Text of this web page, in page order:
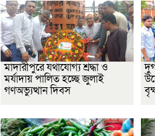
মাদারীপুরে যথাযোগ্য শ্রদ্ধা ও
মর্যাদায় পালিত হচ্ছে জুলাই
গণঅভ্যুত্থান দিবস